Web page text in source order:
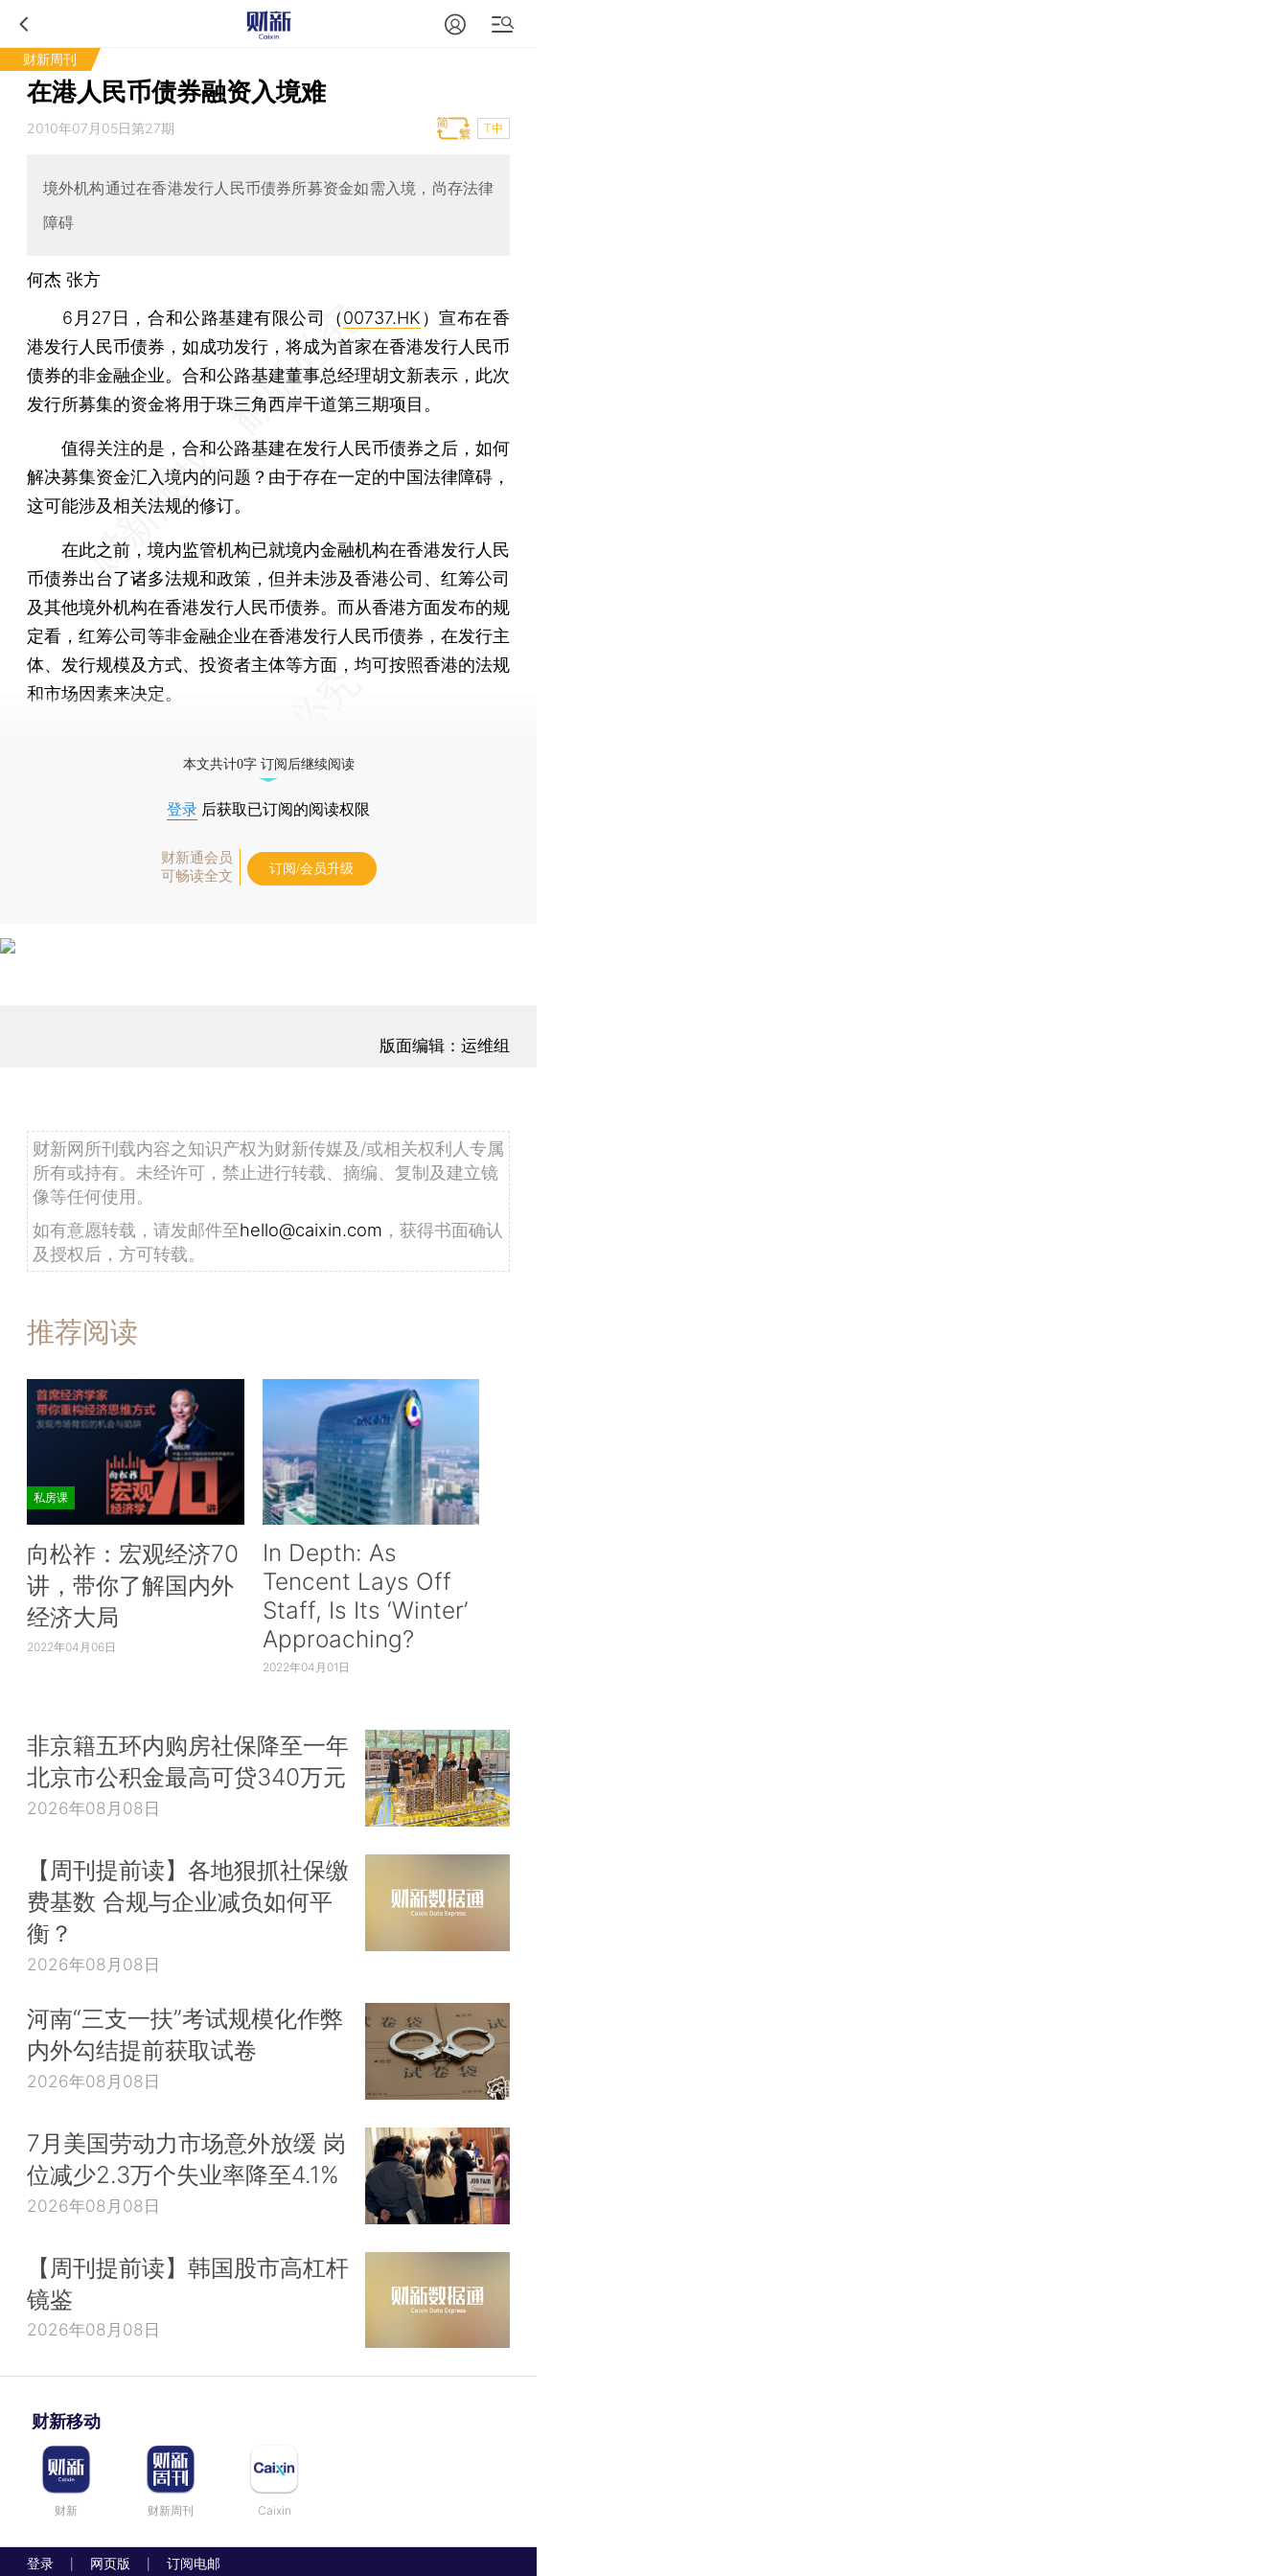
财新周刊
在港人民币债券融资入境难
2010年07月05日第27期 T中
境外机构通过在香港发行人民币债券所募资金如需入境，尚存法律
障碍
何杰 张方
6月27日，合和公路基建有限公司（00737.HK ）宣布在香
港发行人民币债券，如成功发行，将成为首家在香港发行人民币
债券的非金融企业。合和公路基建董事总经理胡文新表示，此次
发行所募集的资金将用于珠三角西岸干道第三期项目。
值得关注的是，合和公路基建在发行人民币债券之后，如何
解决募集资金汇入境内的问题？由于存在一定的中国法律障碍，
这可能涉及相关法规的修订。
在此之前，境内监管机构已就境内金融机构在香港发行人民
币债券出台了诸多法规和政策，但并未涉及香港公司、红筹公司
及其他境外机构在香港发行人民币债券。而从香港方面发布的规
定看，红筹公司等非金融企业在香港发行人民币债券，在发行主
体、发行规模及方式、投资者主体等方面，均可按照香港的法规
和市场因素来决定。
本文共计0字 订阅后继续阅读
登录 后获取已订阅的阅读权限
财新通会员
可畅读全文
订阅/会员升级
版面编辑：运维组
财新网所刊载内容之知识产权为财新传媒及/或相关权利人专属
所有或持有。未经许可，禁止进行转载、摘编、复制及建立镜
像等任何使用。
如有意愿转载，请发邮件至hello@caixin.com ，获得书面确认
及授权后，方可转载。
推荐阅读
私房课
向松祚：宏观经济70
讲，带你了解国内外
经济大局
2022年04月06日
In Depth: As
Tencent Lays Off
Staff, Is Its ‘Winter’
Approaching?
2022年04月01日
非京籍五环内购房社保降至一年
北京市公积金最高可贷340万元
2026年08月08日
【周刊提前读】各地狠抓社保缴
费基数 合规与企业减负如何平
衡？
2026年08月08日
河南“三支一扶”考试规模化作弊
内外勾结提前获取试卷
2026年08月08日
7月美国劳动力市场意外放缓 岗
位减少2.3万个失业率降至4.1%
2026年08月08日
【周刊提前读】韩国股市高杠杆
镜鉴
2026年08月08日
财新移动
财新 财新周刊 Caixin
登录 网页版 订阅电邮